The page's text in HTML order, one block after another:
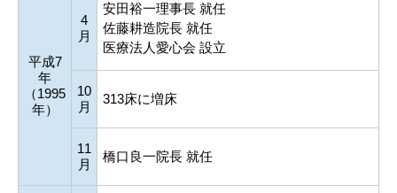
平成7
年
（1995
年）
4
月
安田裕一理事長 就任
佐藤耕造院長 就任
医療法人愛心会 設立
10
月
313床に増床
11
月
橋口良一院長 就任